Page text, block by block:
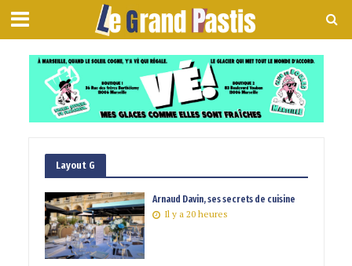
Layout G
Arnaud Davin, ses secrets de cuisine
Il y a 20 heures